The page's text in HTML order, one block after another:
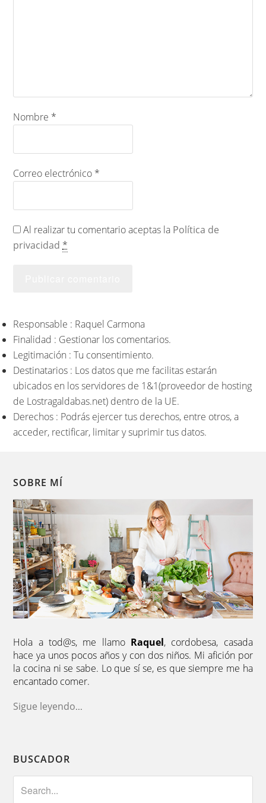
Nombre *
Correo electrónico *
Al realizar tu comentario aceptas la Política de
privacidad *
Responsable : Raquel Carmona
Finalidad : Gestionar los comentarios.
Legitimación : Tu consentimiento.
Destinatarios : Los datos que me facilitas estarán
ubicados en los servidores de 1&1(proveedor de hosting
de Lostragaldabas.net) dentro de la UE.
Derechos : Podrás ejercer tus derechos, entre otros, a
acceder, rectificar, limitar y suprimir tus datos.
SOBRE MÍ
Hola a tod@s, me llamo Raquel, cordobesa, casada
hace ya unos pocos años y con dos niños. Mi afición por
la cocina ni se sabe. Lo que sí se, es que siempre me ha
encantado comer.
Sigue leyendo...
BUSCADOR